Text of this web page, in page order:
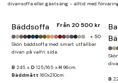
divansoffa eller gästsäng - alltid med
Bäddsoffa Från 20 500 kr
+ 50
Skön bäddsoffa med smart utfällbar
divan på valfri sida.
B 245 x D 125/165 xH 96cm.
Bäddmått 160x210cm.
B